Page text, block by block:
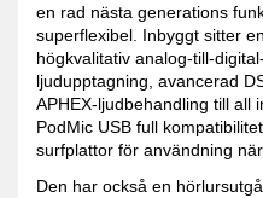
en rad nästa generations
superflexibel. Inbyggt sitter
högkvalitativ analog-till-
ljudupptagning, avancerad
APHEX-ljudbehandling till all
PodMic USB full
surfplattor för användning
Den har också en